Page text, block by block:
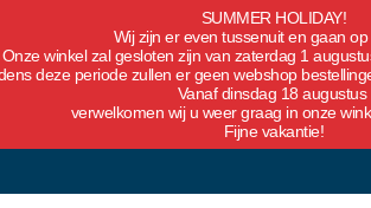
SUMMER HOLIDAY!
Wij zijn er even tussenuit en gaan
Onze winkel zal gesloten zijn van zaterdag 1
deze periode zullen er geen webshop
Vanaf dinsdag 18 augustus
verwelkomen wij u weer graag in onze
Fijne vakantie!